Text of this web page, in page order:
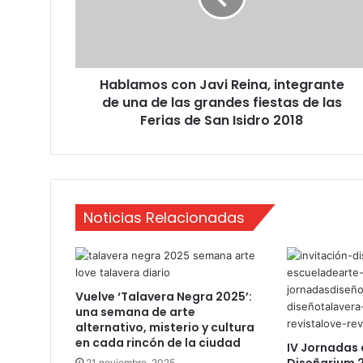
c
v
e
a
,
n
e
g
Hablamos con Javi Reina, integrante
de una de las grandes fiestas de las
Ferias de San Isidro 2018
Noticias Relacionadas
Vuelve ‘Talavera Negra 2025’:
una semana de arte
alternativo, misterio y cultura
en cada rincón de la ciudad
IV Jornadas